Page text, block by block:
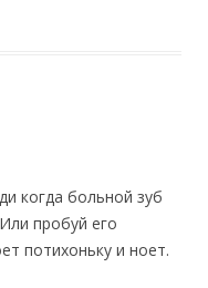
когда больной зуб
пробуй его
потихоньку и ноет.